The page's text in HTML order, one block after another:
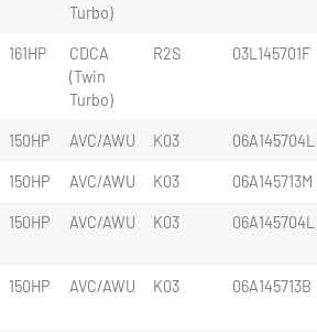
Turbo)
161HP
CDCA
(Twin
Turbo)
R2S 03L145701F
150HP AVC/AWU K03 06A145704L
150HP AVC/AWU K03 06A145713M
150HP AVC/AWU K03 06A145704L
150HP AVC/AWU K03 06A145713B